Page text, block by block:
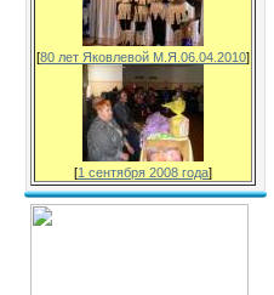
[80 лет Яковлевой М.Я.06.04.2010]
[1 сентября 2008 года]